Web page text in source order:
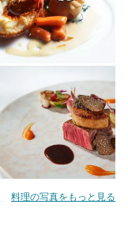
料理の写真をもっと見る